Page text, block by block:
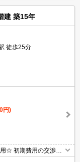
建 築15年
徒歩25分
円)
☆ 初期費用の交渉